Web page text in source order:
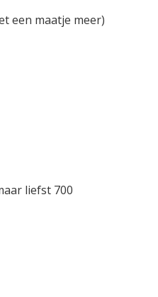
een maatje meer)
liefst 700